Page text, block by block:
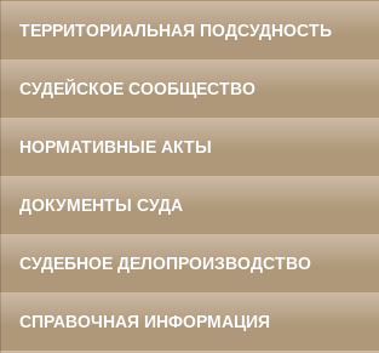
ТЕРРИТОРИАЛЬНАЯ ПОДСУДНОСТЬ
СУДЕЙСКОЕ СООБЩЕСТВО
НОРМАТИВНЫЕ АКТЫ
ДОКУМЕНТЫ СУДА
СУДЕБНОЕ ДЕЛОПРОИЗВОДСТВО
СПРАВОЧНАЯ ИНФОРМАЦИЯ